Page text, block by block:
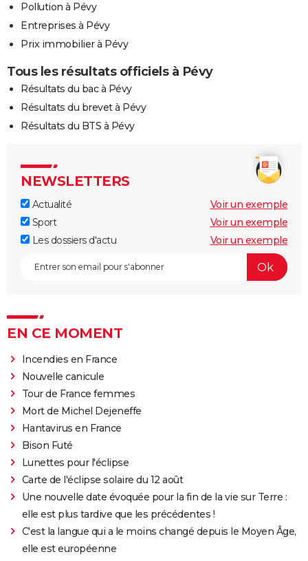
Pollution à Pévy
Entreprises à Pévy
Prix immobilier à Pévy
Tous les résultats officiels à Pévy
Résultats du bac à Pévy
Résultats du brevet à Pévy
Résultats du BTS à Pévy
NEWSLETTERS
Actualité
Voir un exemple
Sport
Voir un exemple
Les dossiers d'actu
Voir un exemple
EN CE MOMENT
Incendies en France
Nouvelle canicule
Tour de France femmes
Mort de Michel Dejeneffe
Hantavirus en France
Bison Futé
Lunettes pour l'éclipse
Carte de l'éclipse solaire du 12 août
Une nouvelle date évoquée pour la fin de la vie sur Terre :
elle est plus tardive que les précédentes !
C'est la langue qui a le moins changé depuis le Moyen Âge,
elle est européenne